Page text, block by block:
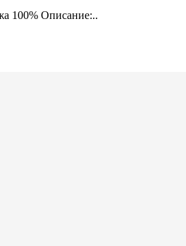
100% Описание:..